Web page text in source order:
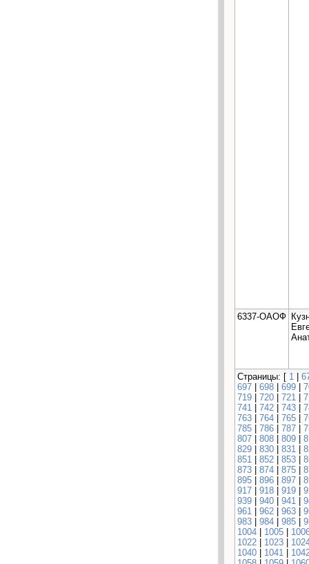
6337-ОАОФ
Страницы: [ 1 |
697 | 698 | 699 |
719 | 720 | 721 |
741 | 742 | 743 |
763 | 764 | 765 |
785 | 786 | 787 |
807 | 808 | 809 |
829 | 830 | 831 |
851 | 852 | 853 |
873 | 874 | 875 |
895 | 896 | 897 |
917 | 918 | 919 |
939 | 940 | 941 |
961 | 962 | 963 |
983 | 984 | 985 |
1004 | 1005 |
1022 | 1023 |
1040 | 1041 |